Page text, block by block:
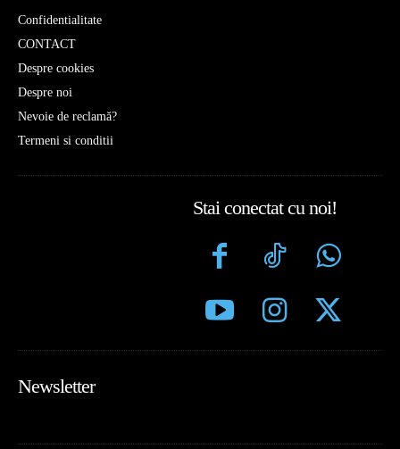
Confidentialitate
CONTACT
Despre cookies
Despre noi
Nevoie de reclamă?
Termeni si conditii
Stai conectat cu noi!
Newsletter